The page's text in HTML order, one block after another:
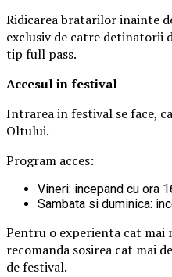
Ridicarea bratarilor inainte
exclusiv de catre detinatorii
tip full pass.
Accesul in festival
Intrarea in festival se face,
Oltului.
Program acces:
Vineri: incepand cu ora
Sambata si duminica:
Pentru o experienta cat mai
recomanda sosirea cat mai
de festival.